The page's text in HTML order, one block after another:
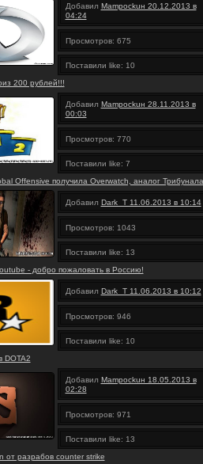
Добавил Mampockuн 20.12.2013 в
04:24
Просмотров: 675
Поставили like: 10
200 рублей!!!
Добавил Mampockuн 28.11.2013 в
00:03
Просмотров: 770
Поставили like: 7
Offensive получила Overwatch, аналог
Добавил Dark_T 11.06.2013 в 10:14
Просмотров: 1043
Поставили like: 13
- добро пожаловать в Россию!
Добавил Dark_T 11.06.2013 в 10:12
Просмотров: 946
Поставили like: 10
DOTA2
Добавил Mampockuн 18.05.2013 в
02:28
Просмотров: 971
Поставили like: 13
от разрабов counter strike